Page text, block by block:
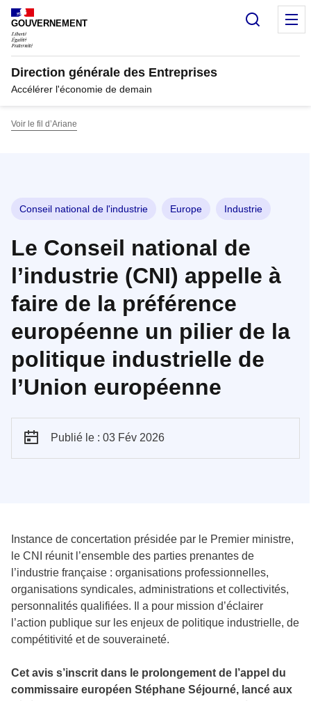
Panneau de gestion des cookies
GOUVERNEMENT
Direction générale des Entreprises
Accélérer l'économie de demain
Voir le fil d’Ariane
Conseil national de l'industrie Europe Industrie
Le Conseil national de
l’industrie (CNI) appelle à
faire de la préférence
européenne un pilier de la
politique industrielle de
l’Union européenne
Publié le : 03 Fév 2026
Instance de concertation présidée par le Premier ministre,
le CNI réunit l’ensemble des parties prenantes de
l’industrie française : organisations professionnelles,
organisations syndicales, administrations et collectivités,
personnalités qualifiées. Il a pour mission d’éclairer
l’action publique sur les enjeux de politique industrielle, de
compétitivité et de souveraineté.
Cet avis s’inscrit dans le prolongement de l’appel du
commissaire européen Stéphane Séjourné, lancé aux